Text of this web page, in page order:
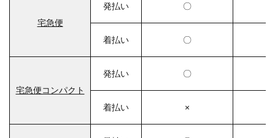
宅急便
発払い 〇
着払い 〇
宅急便コンパクト
発払い 〇
着払い ×